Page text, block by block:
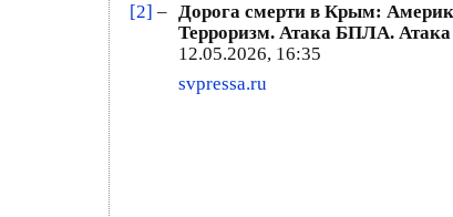
[2] – Дорога смерти в Крым:
Терроризм. Атака БПЛА.
12.05.2026, 16:35
svpressa.ru